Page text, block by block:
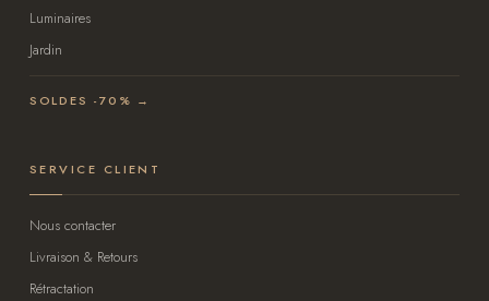
Luminaires
Jardin
SOLDES -70% →
SERVICE CLIENT
Nous contacter
Livraison & Retours
Rétractation